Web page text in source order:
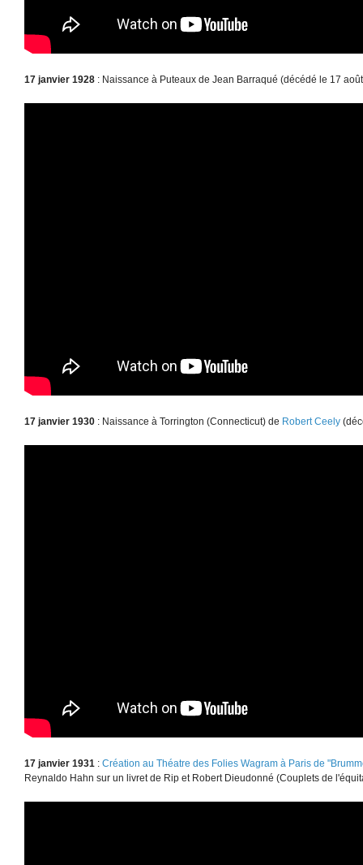
17 janvier 1928 : Naissance à Puteaux de Jean Barraqué (décédé le 17
17 janvier 1930 : Naissance à Torrington (Connecticut) de Robert Ceely
17 janvier 1931 : Création au Théatre des Folies Wagram à Paris de
Reynaldo Hahn sur un livret de Rip et Robert Dieudonné (Couplets de